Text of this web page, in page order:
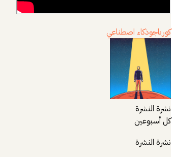
كورياجوذكاء اصطناعي
نشرة النشرة
كل أسبوعين
نشرة النشرة